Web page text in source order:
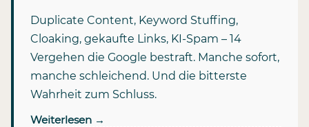
Duplicate Content, Keyword Stuffing,
Cloaking, gekaufte Links, KI-Spam – 14
Vergehen die Google bestraft. Manche sofort,
manche schleichend. Und die bitterste
Wahrheit zum Schluss.
Weiterlesen →